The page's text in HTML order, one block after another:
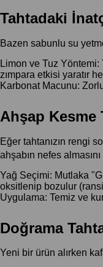
Tahtadaki
Bazen sabunlu su
Limon ve Tuz Yöntemi:
zımpara etkisi yaratır
Karbonat Macunu:
Ahşap Kesme
Eğer tahtanızın rengi
ahşabın nefes
Yağ Seçimi: Mutlaka
oksitlenip bozulur
Uygulama: Temiz ve
Doğrama
Yeni bir ürün alırken